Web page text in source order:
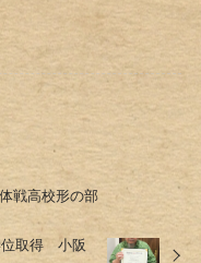
戦高校形の部
位取得 小阪